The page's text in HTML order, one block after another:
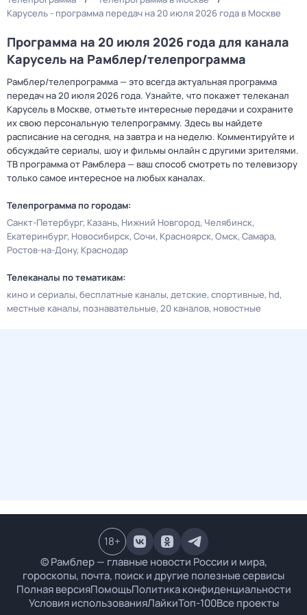
Карусель - программа передач на 20 июля 2026 года в Москве
Программа на 20 июля 2026 года для канала
Карусель на Рамблер/телепрограмма
Рамблер/телепрограмма — это всегда актуальная программа
передач на 20 июля 2026 года. Узнайте, что покажет телеканал
Карусель в Москве, отметьте интересные передачи и сохраните
их свою персональную телепрограмму. Здесь вы найдете
расписание на сегодня, на завтра и на неделю. Комментируйте и
обсуждайте сериалы, шоу и фильмы онлайн с другими зрителями.
ТВ программа от Рамблера — ваш способ смотреть по телевизору
только самое интересное на любых каналах.
Телепрограмма по городам:
Санкт-Петербург Казань Нижний Новгород Челябинск
Екатеринбург Новосибирск Сочи Красноярск Омск Самара
Ростов-на-Дону Краснодар
Телеканалы по тематикам:
кино и сериалы бесплатные каналы детские спортивные hd
местные каналы познавательные 20 каналов новостные
© Рамблер — главные новости России и мира,
гороскопы, почта, поиск и другие полезные сервисы
Полная версияПомощьПолитика конфиденциальности
Условия использованияЛайкиТоп-100Все проекты
18+